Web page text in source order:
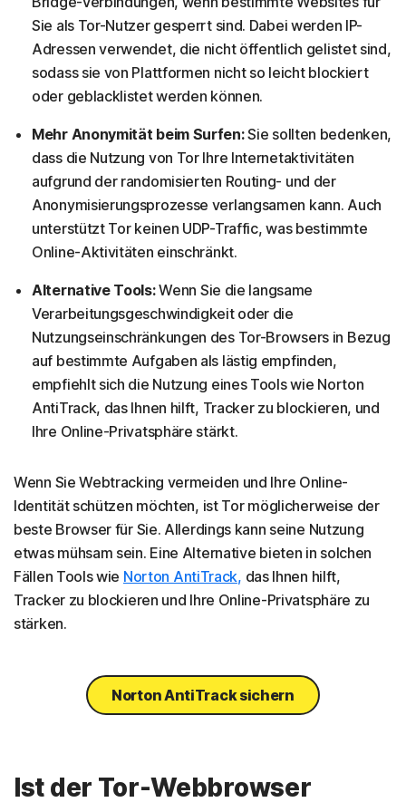
Sie als Tor-Nutzer gesperrt sind. Dabei werden IP-
Adressen verwendet, die nicht öffentlich gelistet sind,
sodass sie von Plattformen nicht so leicht blockiert
oder geblacklistet werden können.
Mehr Anonymität beim Surfen:Sie sollten bedenken,
dass die Nutzung von Tor Ihre Internetaktivitäten
aufgrund der randomisierten Routing- und der
Anonymisierungsprozesse verlangsamen kann. Auch
unterstützt Tor keinen UDP-Traffic, was bestimmte
Online-Aktivitäten einschränkt.
Alternative Tools:Wenn Sie die langsame
Verarbeitungsgeschwindigkeit oder die
Nutzungseinschränkungen des Tor-Browsers in Bezug
auf bestimmte Aufgaben als lästig empfinden,
empfiehlt sich die Nutzung eines Tools wie Norton
AntiTrack, das Ihnen hilft, Tracker zu blockieren, und
Ihre Online-Privatsphäre stärkt.
Wenn Sie Webtracking vermeiden und Ihre Online-
Identität schützen möchten, ist Tor möglicherweise der
beste Browser für Sie. Allerdings kann seine Nutzung
etwas mühsam sein. Eine Alternative bieten in solchen
Fällen Tools wie Norton AntiTrack, das Ihnen hilft,
Tracker zu blockieren und Ihre Online-Privatsphäre zu
stärken.
Norton AntiTrack sichern
Ist der Tor-Webbrowser